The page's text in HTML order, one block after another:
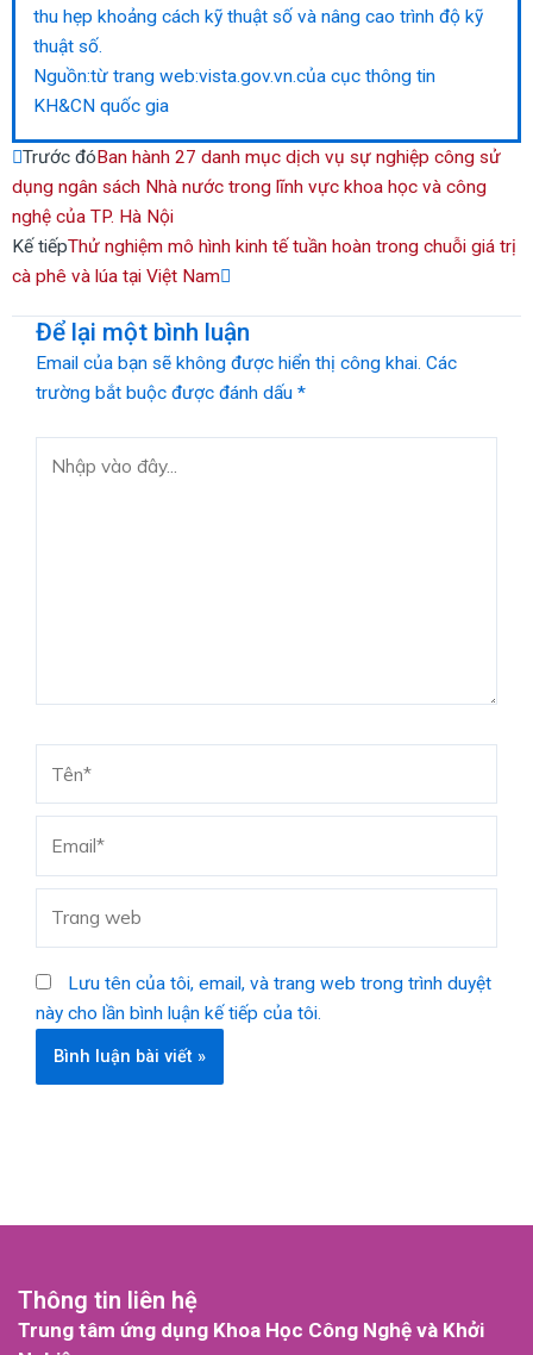
thu hẹp khoảng cách kỹ thuật số và nâng cao trình độ kỹ
thuật số.
Nguồn:từ trang web:vista.gov.vn.của cục thông tin
KH&CN quốc gia
Prev
Trước đóBan hành 27 danh mục dịch vụ sự nghiệp công sử
dụng ngân sách Nhà nước trong lĩnh vực khoa học và công
nghệ của TP. Hà Nội
Kế tiếpThử nghiệm mô hình kinh tế tuần hoàn trong chuỗi giá trị
cà phê và lúa tại Việt Nam
Next
Để lại một bình luận
Email của bạn sẽ không được hiển thị công khai. Các
trường bắt buộc được đánh dấu *
vào
web
Lưu tên của tôi, email, và trang web trong trình duyệt
này cho lần bình luận kế tiếp của tôi.
Thông tin liên hệ
Trung tâm ứng dụng Khoa Học Công Nghệ và Khởi